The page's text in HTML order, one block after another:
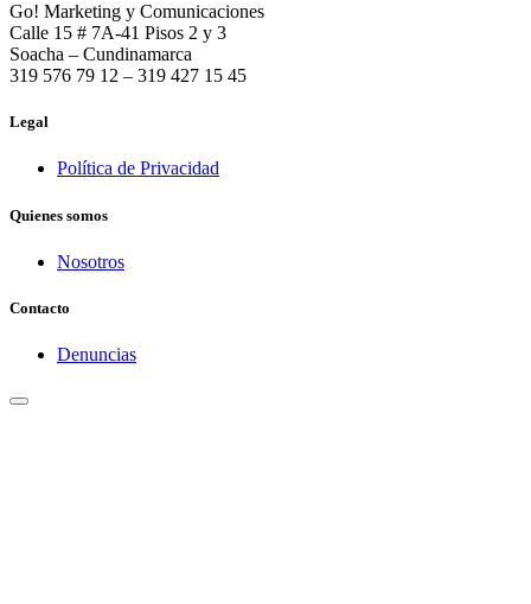
Go! Marketing y Comunicaciones
Calle 15 # 7A-41 Pisos 2 y 3
Soacha – Cundinamarca
319 576 79 12 – 319 427 15 45
Legal
Política de Privacidad
Quienes somos
Nosotros
Contacto
Denuncias